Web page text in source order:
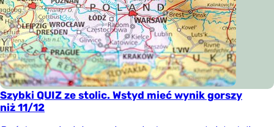
Szybki QUIZ ze stolic. Wstyd mieć wynik gorszy
niż 11/12